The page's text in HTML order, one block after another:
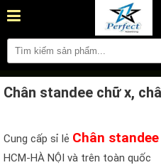
Chân standee chữ x,
Cung cấp sỉ lẻ Chân
HCM-HÀ NỘI và trên toàn quốc